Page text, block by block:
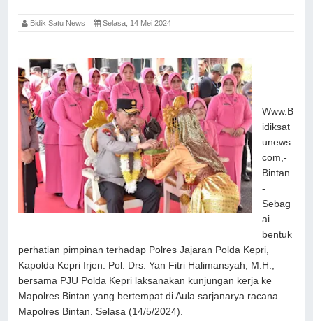
Bidik Satu News Selasa, 14 Mei 2024
Www.B
idiksat
unews.
com,-
Bintan
-
Sebag
ai
bentuk
perhatian pimpinan terhadap Polres Jajaran Polda Kepri,
Kapolda Kepri Irjen. Pol. Drs. Yan Fitri Halimansyah, M.H.,
bersama PJU Polda Kepri laksanakan kunjungan kerja ke
Mapolres Bintan yang bertempat di Aula sarjanarya racana
Mapolres Bintan. Selasa (14/5/2024).